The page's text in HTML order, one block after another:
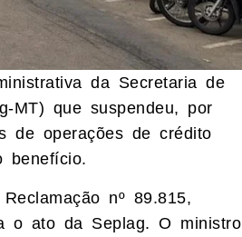
da Secretaria de
MT) que suspendeu, por
de operações de crédito
benefício.
nº 89.815,
o ato da Seplag. O ministro